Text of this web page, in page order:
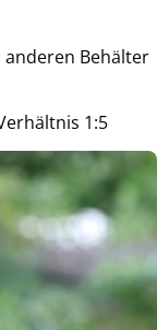
Behälter
1:5